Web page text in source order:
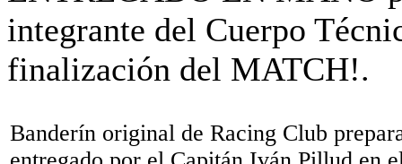
Banderín original de Racing Club